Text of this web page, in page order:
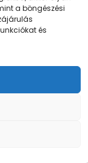
a böngészési
és